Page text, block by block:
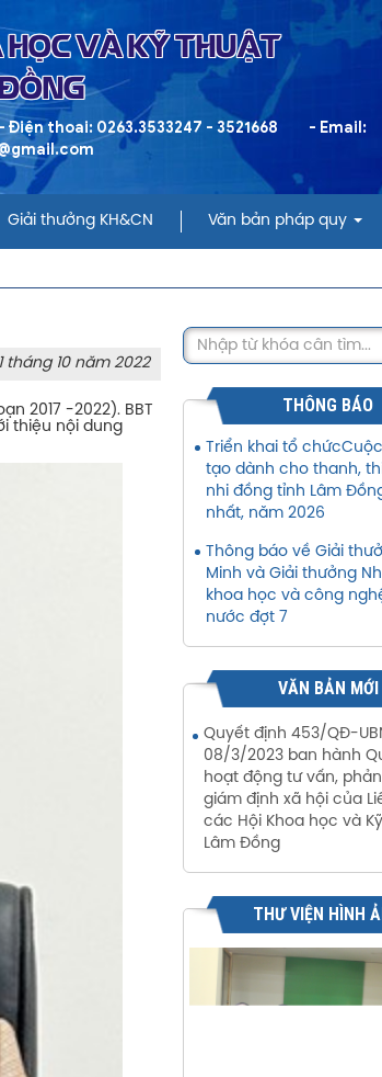
HỌC VÀ KỸ THUẬT
- Điện thoai: 0263.3533247 - 3521668
- Email:
Giải thưởng KH&CN Văn bản pháp quy
tháng 10 năm 2022
2017 -2022). BBT
thiệu nội dung
THÔNG BÁO
Triển khai tổ
tạo dành cho thanh,
nhi đồng tỉnh Lâm
nhất, năm 2026
Thông báo về Giải
Minh và Giải thưởng
khoa học và công
nước đợt 7
VĂN BẢN MỚI
Quyết định 453/QĐ-
08/3/2023 ban hành
hoạt động tư vấn,
giám định xã hội của
các Hội Khoa học và
Lâm Đồng
THƯ VIỆN HÌNH